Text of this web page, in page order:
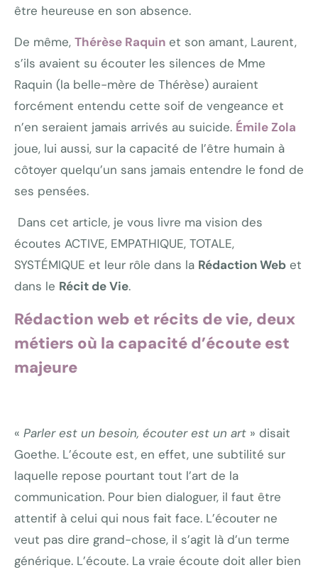
être heureuse en son absence.
De même, Thérèse Raquin et son amant, Laurent,
s’ils avaient su écouter les silences de Mme
Raquin (la belle-mère de Thérèse) auraient
forcément entendu cette soif de vengeance et
n’en seraient jamais arrivés au suicide. Émile Zola
joue, lui aussi, sur la capacité de l’être humain à
côtoyer quelqu’un sans jamais entendre le fond de
ses pensées.
Dans cet article, je vous livre ma vision des
écoutes ACTIVE, EMPATHIQUE, TOTALE,
SYSTÉMIQUE et leur rôle dans la Rédaction Web et
dans le Récit de Vie.
Rédaction web et récits de vie, deux
métiers où la capacité d’écoute est
majeure
« Parler est un besoin, écouter est un art » disait
Goethe. L’écoute est, en effet, une subtilité sur
laquelle repose pourtant tout l’art de la
communication. Pour bien dialoguer, il faut être
attentif à celui qui nous fait face. L’écouter ne
veut pas dire grand-chose, il s’agit là d’un terme
générique. L’écoute. La vraie écoute doit aller bien